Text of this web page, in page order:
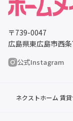
〒739-0047
広島県東広島市西
公式Instagram
ネクストホーム 賃